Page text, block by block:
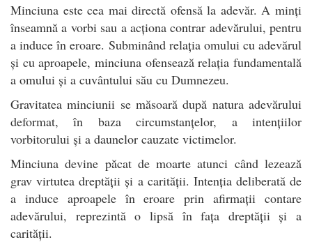
Minciuna este cea mai directă ofensă la adevăr. A minți
înseamnă a vorbi sau a acționa contrar adevărului, pentru
a induce în eroare. Subminând relația omului cu adevărul
și cu aproapele, minciuna ofensează relația fundamentală
a omului și a cuvântului său cu Dumnezeu.
Gravitatea minciunii se măsoară după natura adevărului
deformat, în baza circumstanțelor, a intențiilor
vorbitorului și a daunelor cauzate victimelor.
Minciuna devine păcat de moarte atunci când lezează
grav virtutea dreptății și a carității. Intenția deliberată de
a induce aproapele în eroare prin afirmații contare
adevărului, reprezintă o lipsă în fața dreptății și a
carității.